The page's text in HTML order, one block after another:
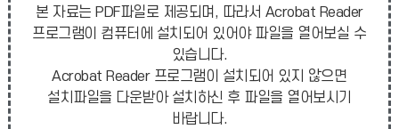
본 자료는 PDF파일로 제공되며, 따라서 Acrobat Reader
프로그램이 컴퓨터에 설치되어 있어야 파일을 열어보실 수
있습니다.
Acrobat Reader 프로그램이 설치되어 있지 않으면
설치파일을 다운받아 설치하신 후 파일을 열어보시기
바랍니다.